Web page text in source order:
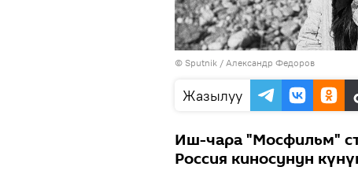
© Sputnik / Александр Федоров
Жазылуу
Иш-чара "Мосфильм"
Россия киносунун